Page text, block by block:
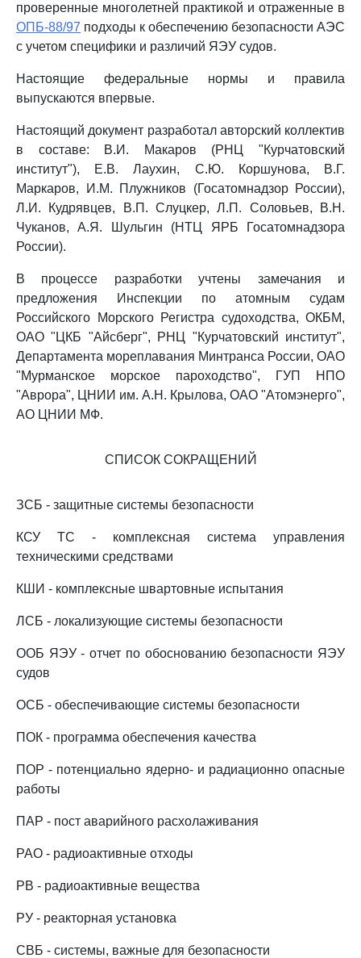
проверенные многолетней практикой и отраженные в
ОПБ-88/97 подходы к обеспечению безопасности АЭС
с учетом специфики и различий ЯЭУ судов.
Настоящие федеральные нормы и правила
выпускаются впервые.
Настоящий документ разработал авторский коллектив
в составе: В.И. Макаров (РНЦ "Курчатовский
институт"), Е.В. Лаухин, С.Ю. Коршунова, В.Г.
Маркаров, И.М. Плужников (Госатомнадзор России),
Л.И. Кудрявцев, В.П. Слуцкер, Л.П. Соловьев, В.Н.
Чуканов, А.Я. Шульгин (НТЦ ЯРБ Госатомнадзора
России).
В процессе разработки учтены замечания и
предложения Инспекции по атомным судам
Российского Морского Регистра судоходства, ОКБМ,
ОАО "ЦКБ "Айсберг", РНЦ "Курчатовский институт",
Департамента мореплавания Минтранса России, ОАО
"Мурманское морское пароходство", ГУП НПО
"Аврора", ЦНИИ им. А.Н. Крылова, ОАО "Атомэнерго",
АО ЦНИИ МФ.
СПИСОК СОКРАЩЕНИЙ
ЗСБ - защитные системы безопасности
КСУ ТС - комплексная система управления
техническими средствами
КШИ - комплексные швартовные испытания
ЛСБ - локализующие системы безопасности
ООБ ЯЭУ - отчет по обоснованию безопасности ЯЭУ
судов
ОСБ - обеспечивающие системы безопасности
ПОК - программа обеспечения качества
ПОР - потенциально ядерно- и радиационно опасные
работы
ПАР - пост аварийного расхолаживания
РАО - радиоактивные отходы
РВ - радиоактивные вещества
РУ - реакторная установка
СВБ - системы, важные для безопасности